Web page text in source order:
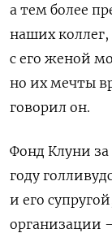
а тем более
наших
с его женой
но их мечты
говорил он.
Фонд Клуни за
году
и его
организации